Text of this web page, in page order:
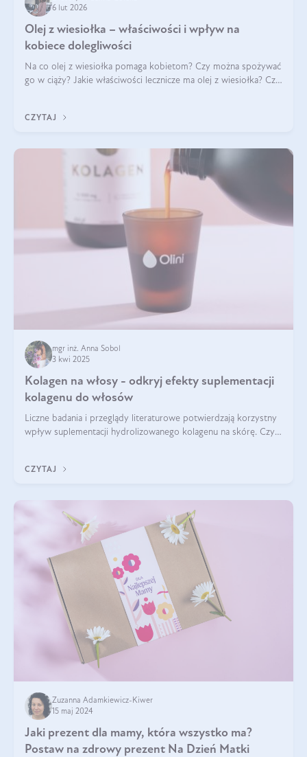
6 lut 2026
Olej z wiesiołka – właściwości i wpływ na
kobiece dolegliwości
Na co olej z wiesiołka pomaga kobietom? Czy można spożywać
go w ciąży? Jakie właściwości lecznicze ma olej z wiesiołka? Czy
CZYTAJ
mgr inż. Anna Sobol
3 kwi 2025
Kolagen na włosy - odkryj efekty suplementacji
kolagenu do włosów
Liczne badania i przeglądy literaturowe potwierdzają korzystny
wpływ suplementacji hydrolizowanego kolagenu na skórę. Czy
CZYTAJ
Zuzanna Adamkiewicz-Kiwer
15 maj 2024
Jaki prezent dla mamy, która wszystko ma?
Postaw na zdrowy prezent Na Dzień Matki